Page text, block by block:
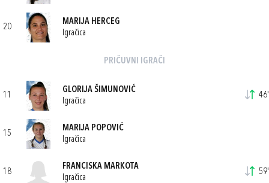
20
MARIJA HERCEG
Igračica
PRIČUVNI IGRAČI
11
GLORIJA ŠIMUNOVIĆ
Igračica
46'
15
MARIJA POPOVIĆ
Igračica
18
FRANCISKA MARKOTA
Igračica
59'